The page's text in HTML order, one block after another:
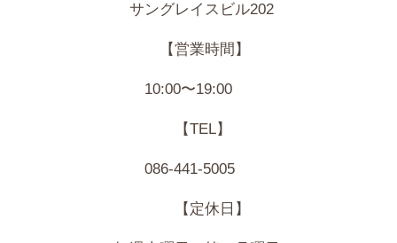
サングレイスビル202
【営業時間】
10:00〜19:00
【TEL】
086-441-5005
【定休日】